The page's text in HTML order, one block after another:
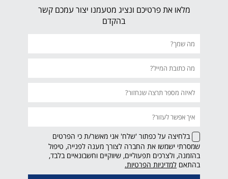
מלאו את פרטיכם ונציג מטעמנו יצור עמכם קשר
בהקדם
בלחיצה על כפתור 'שלח' אני מאשר/ת כי הפרטים
שמסרתי ישמשו את החברה לצורך מענה לפנייה, טיפול
בהזמנה, ולצרכים תפעוליים, שיווקיים וחשבונאיים בלבד,
בהתאם קישור
נפתח
למדיניות הפרטיות.